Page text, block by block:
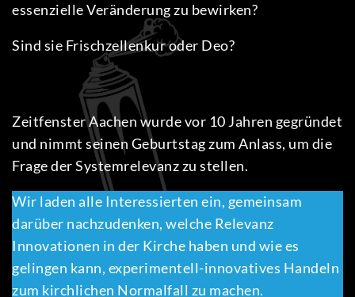
essenzielle Veränderung zu bewirken?
Sind sie Frischzellenkur oder Deo?
Zeitfenster Aachen wurde vor 10 Jahren gegründet
und nimmt seinen Geburtstag zum Anlass, um die
Frage der Systemrelevanz zu stellen.
Wir laden alle Interessierten ein, gemeinsam
darüber nachzudenken, welche Relevanz
Innovationen in der Kirche haben und wie es
gelingen kann, experimentell-innovatives Handeln
zum kirchlichen Normalfall zu machen.